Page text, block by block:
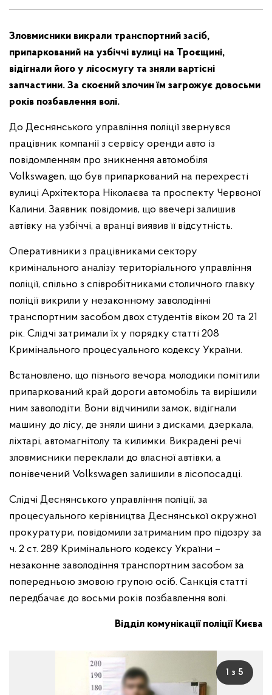
Зловмисники викрали транспортний засіб,
припаркований на узбіччі вулиці на Троєщині,
відігнали його у лісосмугу та зняли вартісні
запчастини. За скоєний злочин їм загрожує довосьми
років позбавлення волі.
До Деснянського управління поліції звернувся
працівник компанії з сервісу оренди авто із
повідомленням про зникнення автомобіля
Volkswagen, що був припаркований на перехресті
вулиці Архітектора Ніколаєва та проспекту Червоної
Калини. Заявник повідомив, що ввечері залишив
автівку на узбіччі, а вранці виявив її відсутність.
Оперативники з працівниками сектору
кримінального аналізу територіального управління
поліції, спільно з співробітниками столичного главку
поліції викрили у незаконному заволодінні
транспортним засобом двох студентів віком 20 та 21
рік. Слідчі затримали їх у порядку статті 208
Кримінального процесуального кодексу України.
Встановлено, що пізнього вечора молодики помітили
припаркований край дороги автомобіль та вирішили
ним заволодіти. Вони відчинили замок, відігнали
машину до лісу, де зняли шини з дисками, дзеркала,
ліхтарі, автомагнітолу та килимки. Викрадені речі
зловмисники переклали до власної автівки, а
понівечений Volkswagen залишили в лісопосадці.
Слідчі Деснянського управління поліції, за
процесуального керівництва Деснянської окружної
прокуратури, повідомили затриманим про підозру за
ч. 2 ст. 289 Кримінального кодексу України –
незаконне заволодіння транспортним засобом за
попередньою змовою групою осіб. Санкція статті
передбачає до восьми років позбавлення волі.
Відділ комунікації поліції Києва
1 з 5